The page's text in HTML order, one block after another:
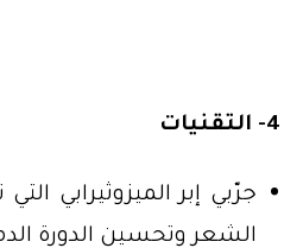
4- التقنيات
جرّبي إبر الميزوثيرابي
الشعر وتحسين الدورة